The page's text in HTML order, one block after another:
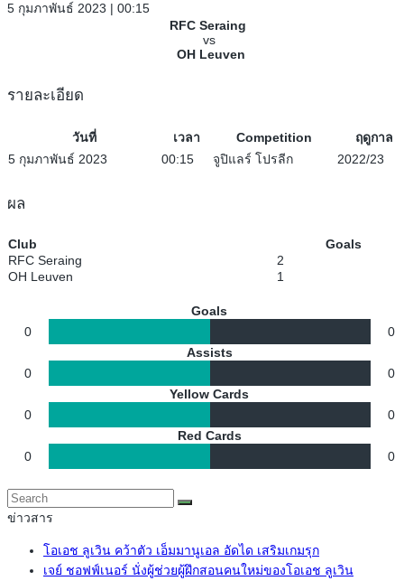
5 กุมภาพันธ์ 2023 | 00:15
RFC Seraing
vs
OH Leuven
รายละเอียด
วันที่ เวลา Competition
ฤดูกาล
5 กุมภาพันธ์ 2023
00:15 จูปิแลร์ โปรลีก 2022/23
ผล
Club
Goals
RFC Seraing
2
OH Leuven
1
Goals
0
0
Assists
0
0
Yellow Cards
0
0
Red Cards
0
0
ข่าวสาร
โอเอช ลูเวิน คว้าตัว เอ็มมานูเอล อัดได เสริมเกมรุก
เจย์ ชอฟฟ์เนอร์ นั่งผู้ช่วยผู้ฝึกสอนคนใหม่ของโอเอช ลูเวิน